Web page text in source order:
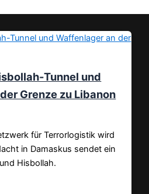
Tunnel und
Grenze zu Libanon
für Terrorlogistik wird
in Damaskus sendet ein
Hisbollah.